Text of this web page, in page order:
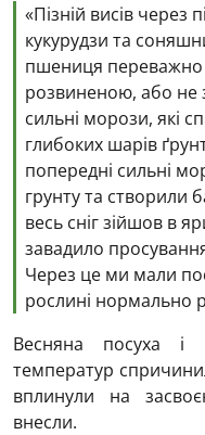
«Пізній висів
кукурудзи та
пшениця переважно
розвиненою, або не
сильні морози, які
глибоких шарів
попередні сильні
грунту та створили
весь сніг зійшов в
завадило
Через це ми мали
рослині нормально
Весняна посуха і
температур
вплинули на
внесли.